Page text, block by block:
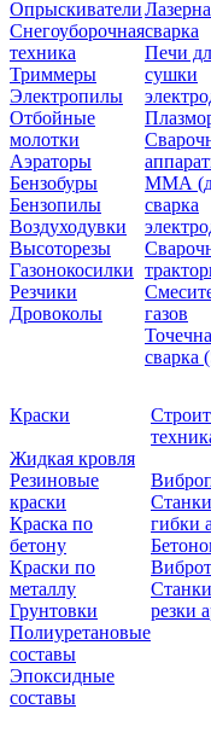
Опрыскиватели
Снегоуборочная
техника
Триммеры
Электропилы
Отбойные
молотки
Аэраторы
Бензобуры
Бензопилы
Воздуходувки
Высоторезы
Газонокосилки
Резчики
Дровоколы
сварка
Печи
сушки
ММА
сварка
газов
сварка
Краски
Жидкая кровля
Резиновые
краски
Краска по
бетону
Краски по
металлу
Грунтовки
Полиуретановые
составы
Эпоксидные
составы
гибки
резки